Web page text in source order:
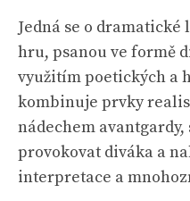
Jedná se o
hru, psanou ve formě
využitím poetických a
kombinuje prvky
nádechem
provokovat diváka a
interpretace a